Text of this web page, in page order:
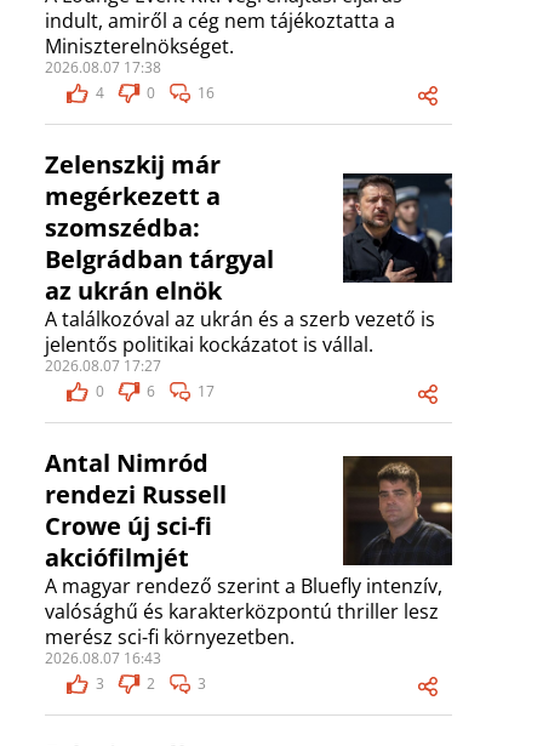
indult, amiről a cég nem tájékoztatta a
Miniszterelnökséget.
2026.08.07 17:38
4
0 16
Zelenszkij már
megérkezett a
szomszédba:
Belgrádban tárgyal
az ukrán elnök
A találkozóval az ukrán és a szerb vezető is
jelentős politikai kockázatot is vállal.
2026.08.07 17:27
0
6 17
Antal Nimród
rendezi Russell
Crowe új sci-fi
akciófilmjét
A magyar rendező szerint a Bluefly intenzív,
valósághű és karakterközpontú thriller lesz
merész sci-fi környezetben.
2026.08.07 16:43
3
2 3